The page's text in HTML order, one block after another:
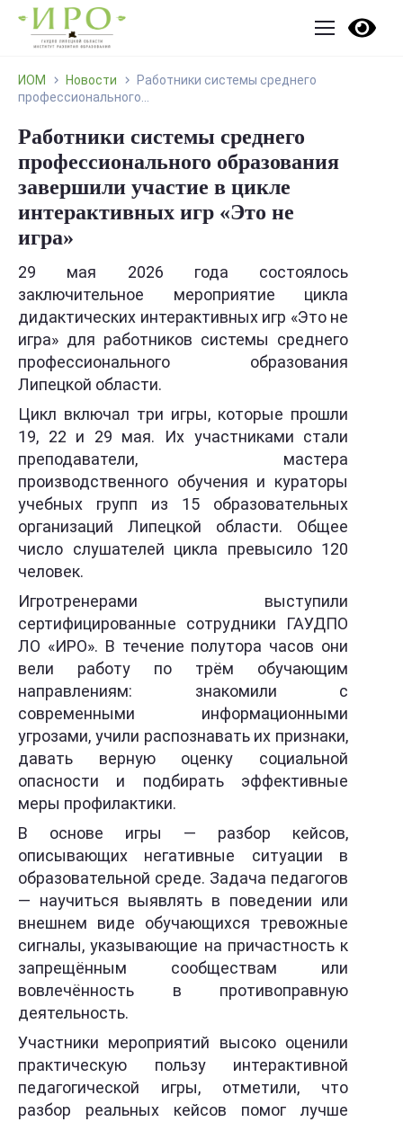
ИОМ Новости
Работники системы среднего
профессионального...
Работники системы среднего
профессионального образования
завершили участие в цикле
интерактивных игр «Это не
игра»
29 мая 2026 года состоялось
заключительное мероприятие цикла
дидактических интерактивных игр «Это не
игра» для работников системы среднего
профессионального образования
Липецкой области.
Цикл включал три игры, которые прошли
19, 22 и 29 мая. Их участниками стали
преподаватели, мастера
производственного обучения и кураторы
учебных групп из 15 образовательных
организаций Липецкой области. Общее
число слушателей цикла превысило 120
человек.
Игротренерами выступили
сертифицированные сотрудники ГАУДПО
ЛО «ИРО». В течение полутора часов они
вели работу по трём обучающим
направлениям: знакомили с
современными информационными
угрозами, учили распознавать их признаки,
давать верную оценку социальной
опасности и подбирать эффективные
меры профилактики.
В основе игры — разбор кейсов,
описывающих негативные ситуации в
образовательной среде. Задача педагогов
— научиться выявлять в поведении или
внешнем виде обучающихся тревожные
сигналы, указывающие на причастность к
запрещённым сообществам или
вовлечённость в противоправную
деятельность.
Участники мероприятий высоко оценили
практическую пользу интерактивной
педагогической игры, отметили, что
разбор реальных кейсов помог лучше